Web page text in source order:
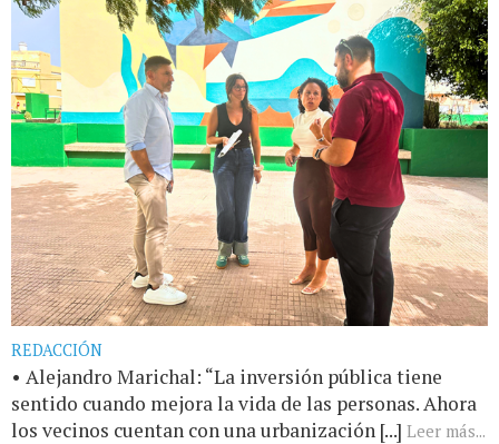
REDACCIÓN
• Alejandro Marichal: “La inversión pública tiene
sentido cuando mejora la vida de las personas. Ahora
los vecinos cuentan con una urbanización [...] Leer más...